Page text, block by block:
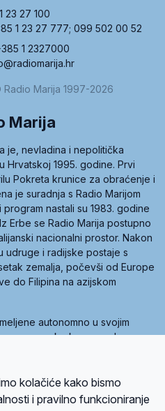
23 27 100
1 23 27 777; 099 502 00 52
1 2327000
Marija 1997-2026
Marija
je, nevladina i nepolitička
Hrvatskoj 1995. godine. Prvi
Pokreta krunice za obraćenje i
je suradnja s Radio Marijom
nastali su 1983. godine
Erbe se Radio Marija postupno
nacionalni prostor. Nakon
udruge i radijske postaje s
zemalja, počevši od Europe
do Filipina na azijskom
autonomno u svojim
preko krovne udruge
Marije (World Family of
je sedam članica, među
Marija.
kolačiće kako bismo
i pravilno funkcioniranje